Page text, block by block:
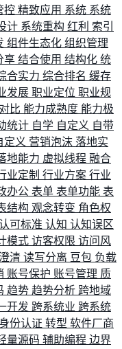
控 精致应用 系统 系统
计 系统重构 红利 索引
组件生态化 组织管理
享 结合使用 结构化 统
合实力 综合排名 缓存
发展 职业定位 职业规
比 能力成熟度 能力极
统计 自学 自定义 自带
定义 营销泡沫 落地实
地能力 虚拟线程 融合
业定制 行业方案 行业
办公 表单 表单功能 表
结构 观念转变 角色权
可标准 认知 认知误区
模式 访客权限 访问风
清 读写分离 豆包 负载
账号保护 账号管理 质
趋势 趋势分析 跨地域
开发 跨系统业 跨系统
身份认证 转型 软件厂商
量源码 辅助编程 边界